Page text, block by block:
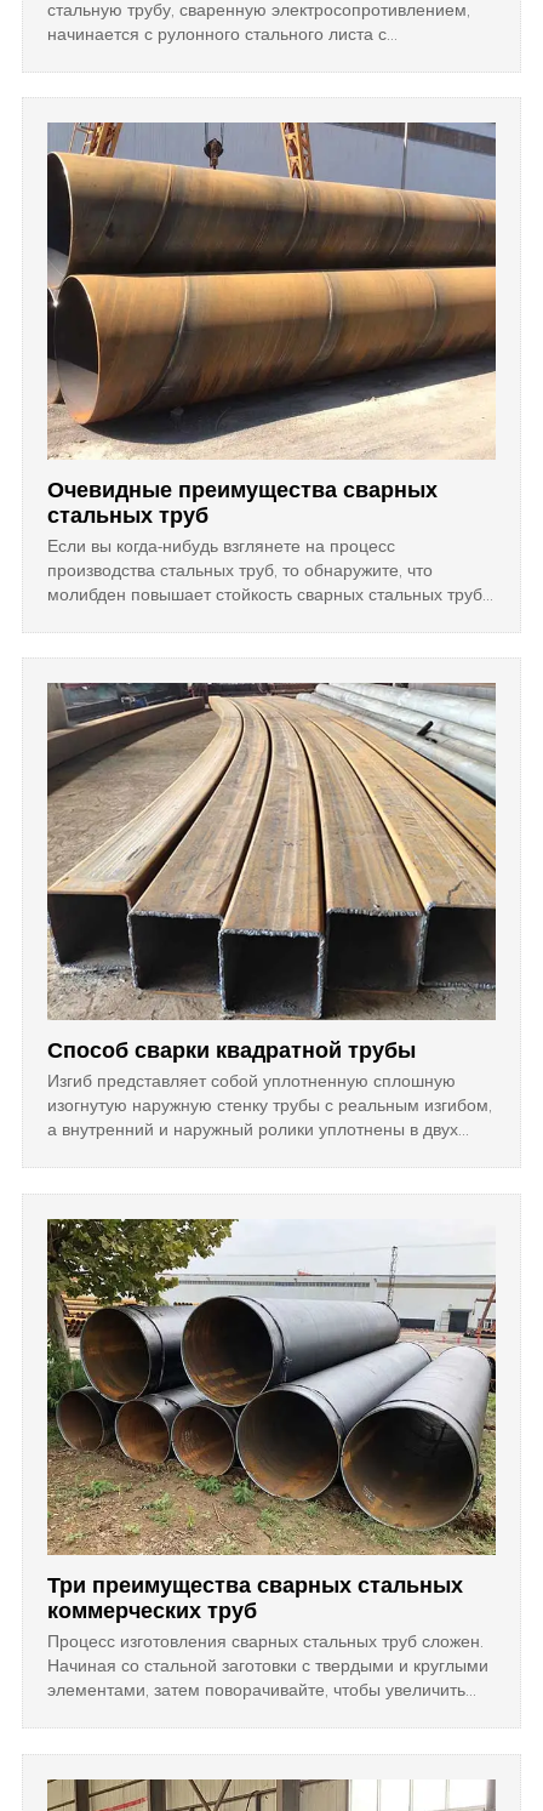
стальную трубу, сваренную электросопротивлением,
начинается с рулонного стального листа с
Очевидные преимущества сварных
стальных труб
Если вы когда-нибудь взглянете на процесс
производства стальных труб, то обнаружите, что
молибден повышает стойкость сварных стальных труб
Способ сварки квадратной трубы
Изгиб представляет собой уплотненную сплошную
изогнутую наружную стенку трубы с реальным изгибом,
а внутренний и наружный ролики уплотнены в двух
Три преимущества сварных стальных
коммерческих труб
Процесс изготовления сварных стальных труб сложен.
Начиная со стальной заготовки с твердыми и круглыми
элементами, затем поворачивайте, чтобы увеличить